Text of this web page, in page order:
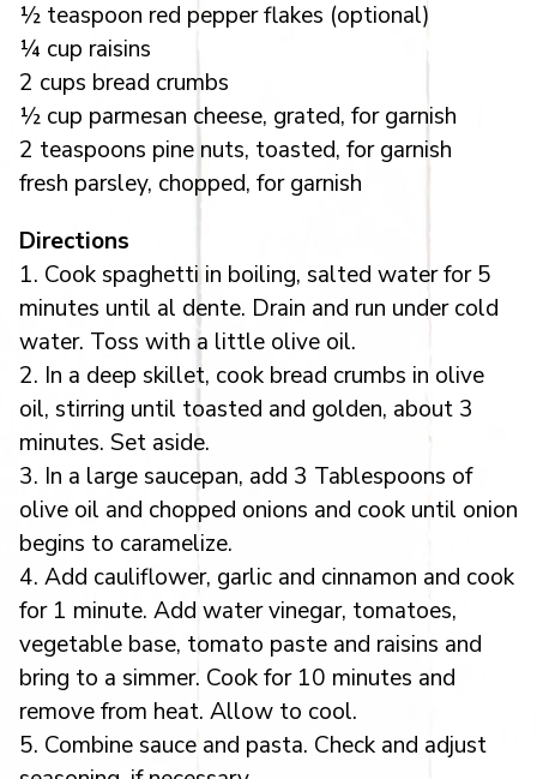
½ teaspoon red pepper flakes (optional)
¼ cup raisins
2 cups bread crumbs
½ cup parmesan cheese, grated, for garnish
2 teaspoons pine nuts, toasted, for garnish
fresh parsley, chopped, for garnish
Directions
1. Cook spaghetti in boiling, salted water for 5
minutes until al dente. Drain and run under cold
water. Toss with a little olive oil.
2. In a deep skillet, cook bread crumbs in olive
oil, stirring until toasted and golden, about 3
minutes. Set aside.
3. In a large saucepan, add 3 Tablespoons of
olive oil and chopped onions and cook until onion
begins to caramelize.
4. Add cauliflower, garlic and cinnamon and cook
for 1 minute. Add water vinegar, tomatoes,
vegetable base, tomato paste and raisins and
bring to a simmer. Cook for 10 minutes and
remove from heat. Allow to cool.
5. Combine sauce and pasta. Check and adjust